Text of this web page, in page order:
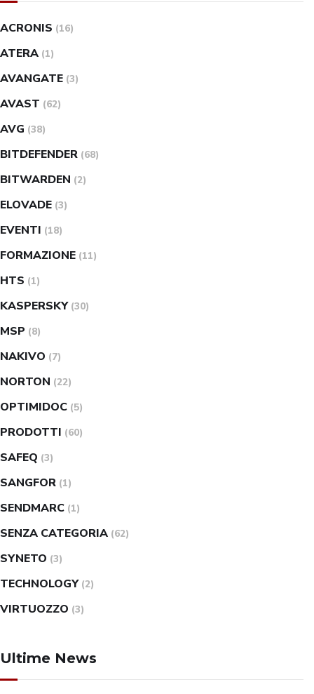
ACRONIS (16)
ATERA (1)
AVANGATE (3)
AVAST (62)
AVG (38)
BITDEFENDER (68)
BITWARDEN (2)
ELOVADE (3)
EVENTI (18)
FORMAZIONE (11)
HTS (1)
KASPERSKY (30)
MSP (8)
NAKIVO (7)
NORTON (22)
OPTIMIDOC (5)
PRODOTTI (60)
SAFEQ (3)
SANGFOR (1)
SENDMARC (1)
SENZA CATEGORIA (62)
SYNETO (3)
TECHNOLOGY (2)
VIRTUOZZO (3)
Ultime News